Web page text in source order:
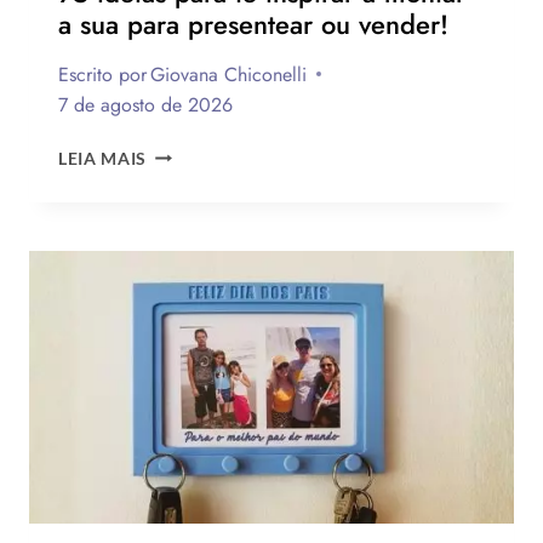
a sua para presentear ou vender!
Escrito porGiovana Chiconelli
7 de agosto de 2026
LEIA MAIS CESTA
DOS
PAIS:
MAIS
IDEIAS
INSPIRAR
A
MONTAR